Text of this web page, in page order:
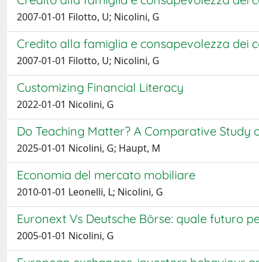
2007-01-01 Filotto, U; Nicolini, G
Credito alla famiglia e consapevolezza dei
2007-01-01 Filotto, U; Nicolini, G
Customizing Financial Literacy
2022-01-01 Nicolini, G
Do Teaching Matter? A Comparative Study
2025-01-01 Nicolini, G; Haupt, M
Economia del mercato mobiliare
2010-01-01 Leonelli, L; Nicolini, G
Euronext Vs Deutsche Börse: quale futuro
2005-01-01 Nicolini, G